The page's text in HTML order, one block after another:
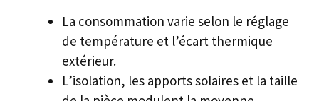
La consommation varie selon le réglage
de température et l’écart thermique
extérieur.
L’isolation, les apports solaires et la taille